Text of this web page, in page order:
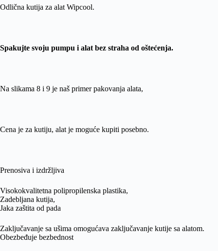
Odlična kutija za alat Wipcool.
Spakujte svoju pumpu i alat bez straha od oštećenja.
Na slikama 8 i 9 je naš primer pakovanja alata,
Cena je za kutiju, alat je moguće kupiti posebno.
Prenosiva i izdržljiva
Visokokvalitetna polipropilenska plastika,
Zadebljana kutija,
Jaka zaštita od pada
Zaključavanje sa ušima omogućava zaključavanje kutije sa alatom.
Obezbeđuje bezbednost